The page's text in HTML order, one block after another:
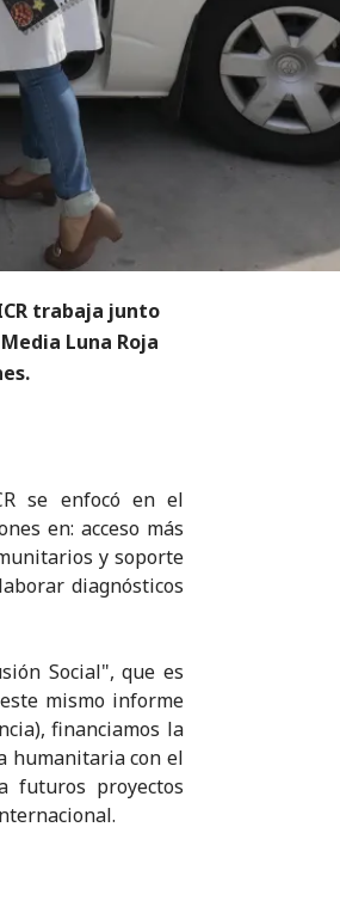
trabaja junto
Luna Roja
se enfocó en el
en: acceso más
y soporte
diagnósticos
Social", que es
mismo informe
financiamos la
humanitaria con el
futuros proyectos